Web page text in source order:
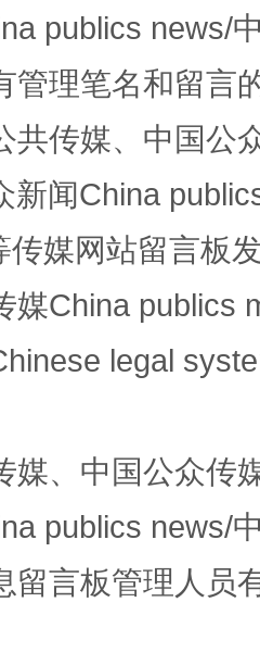
塑工作
身衣” 如何以
publics news/
管理笔名和留言
共传媒、中国公
新闻China
传媒网站留言板
媒China publics
legal
媒、中国公众传
publics news/
留言板管理人员